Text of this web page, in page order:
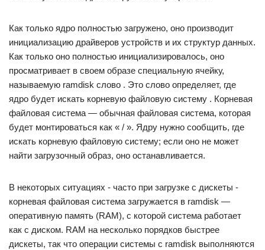
Как только ядро полностью загружено, оно производит
инициализацию драйверов устройств и их структур данных.
Как только оно полностью инициализировалось, оно
просматривает в своем образе специальную ячейку,
называемую ramdisk слово . Это слово определяет, где
ядро будет искать корневую файловую систему . Корневая
файловая система — обычная файловая система, которая
будет монтироваться как « / ». Ядру нужно сообщить, где
искать корневую файловую систему; если оно не может
найти загрузочный образ, оно останавливается.
В некоторых ситуациях ‐ часто при загрузке с дискеты ‐
корневая файловая система загружается в ramdisk —
оперативную память (RAM), с которой система работает
как с диском. RAM на несколько порядков быстрее
дискеты, так что операции системы с ramdisk выполняются